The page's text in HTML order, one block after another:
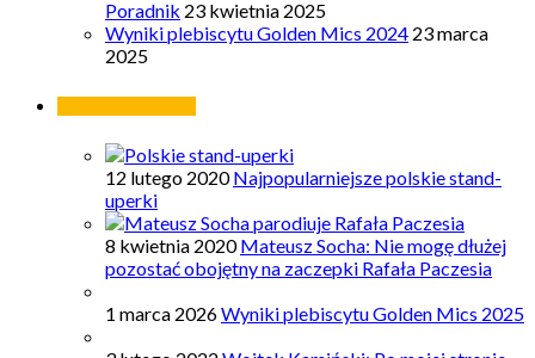
Poradnik 23 kwietnia 2025
Wyniki plebiscytu Golden Mics 2024 23 marca
2025
12 lutego 2020 Najpopularniejsze polskie stand-
uperki
8 kwietnia 2020 Mateusz Socha: Nie mogę dłużej
pozostać obojętny na zaczepki Rafała Paczesia
1 marca 2026Wyniki plebiscytu Golden Mics 2025